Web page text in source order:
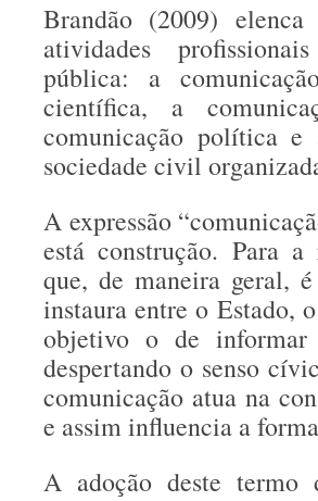
Brandão (2009)
atividades
pública: a
científica, a
comunicação política e
sociedade civil
A expressão
está construção. Para
que, de maneira geral,
instaura entre o Estado,
objetivo o de informar
despertando o senso
comunicação atua na
e assim influencia a
A adoção deste termo